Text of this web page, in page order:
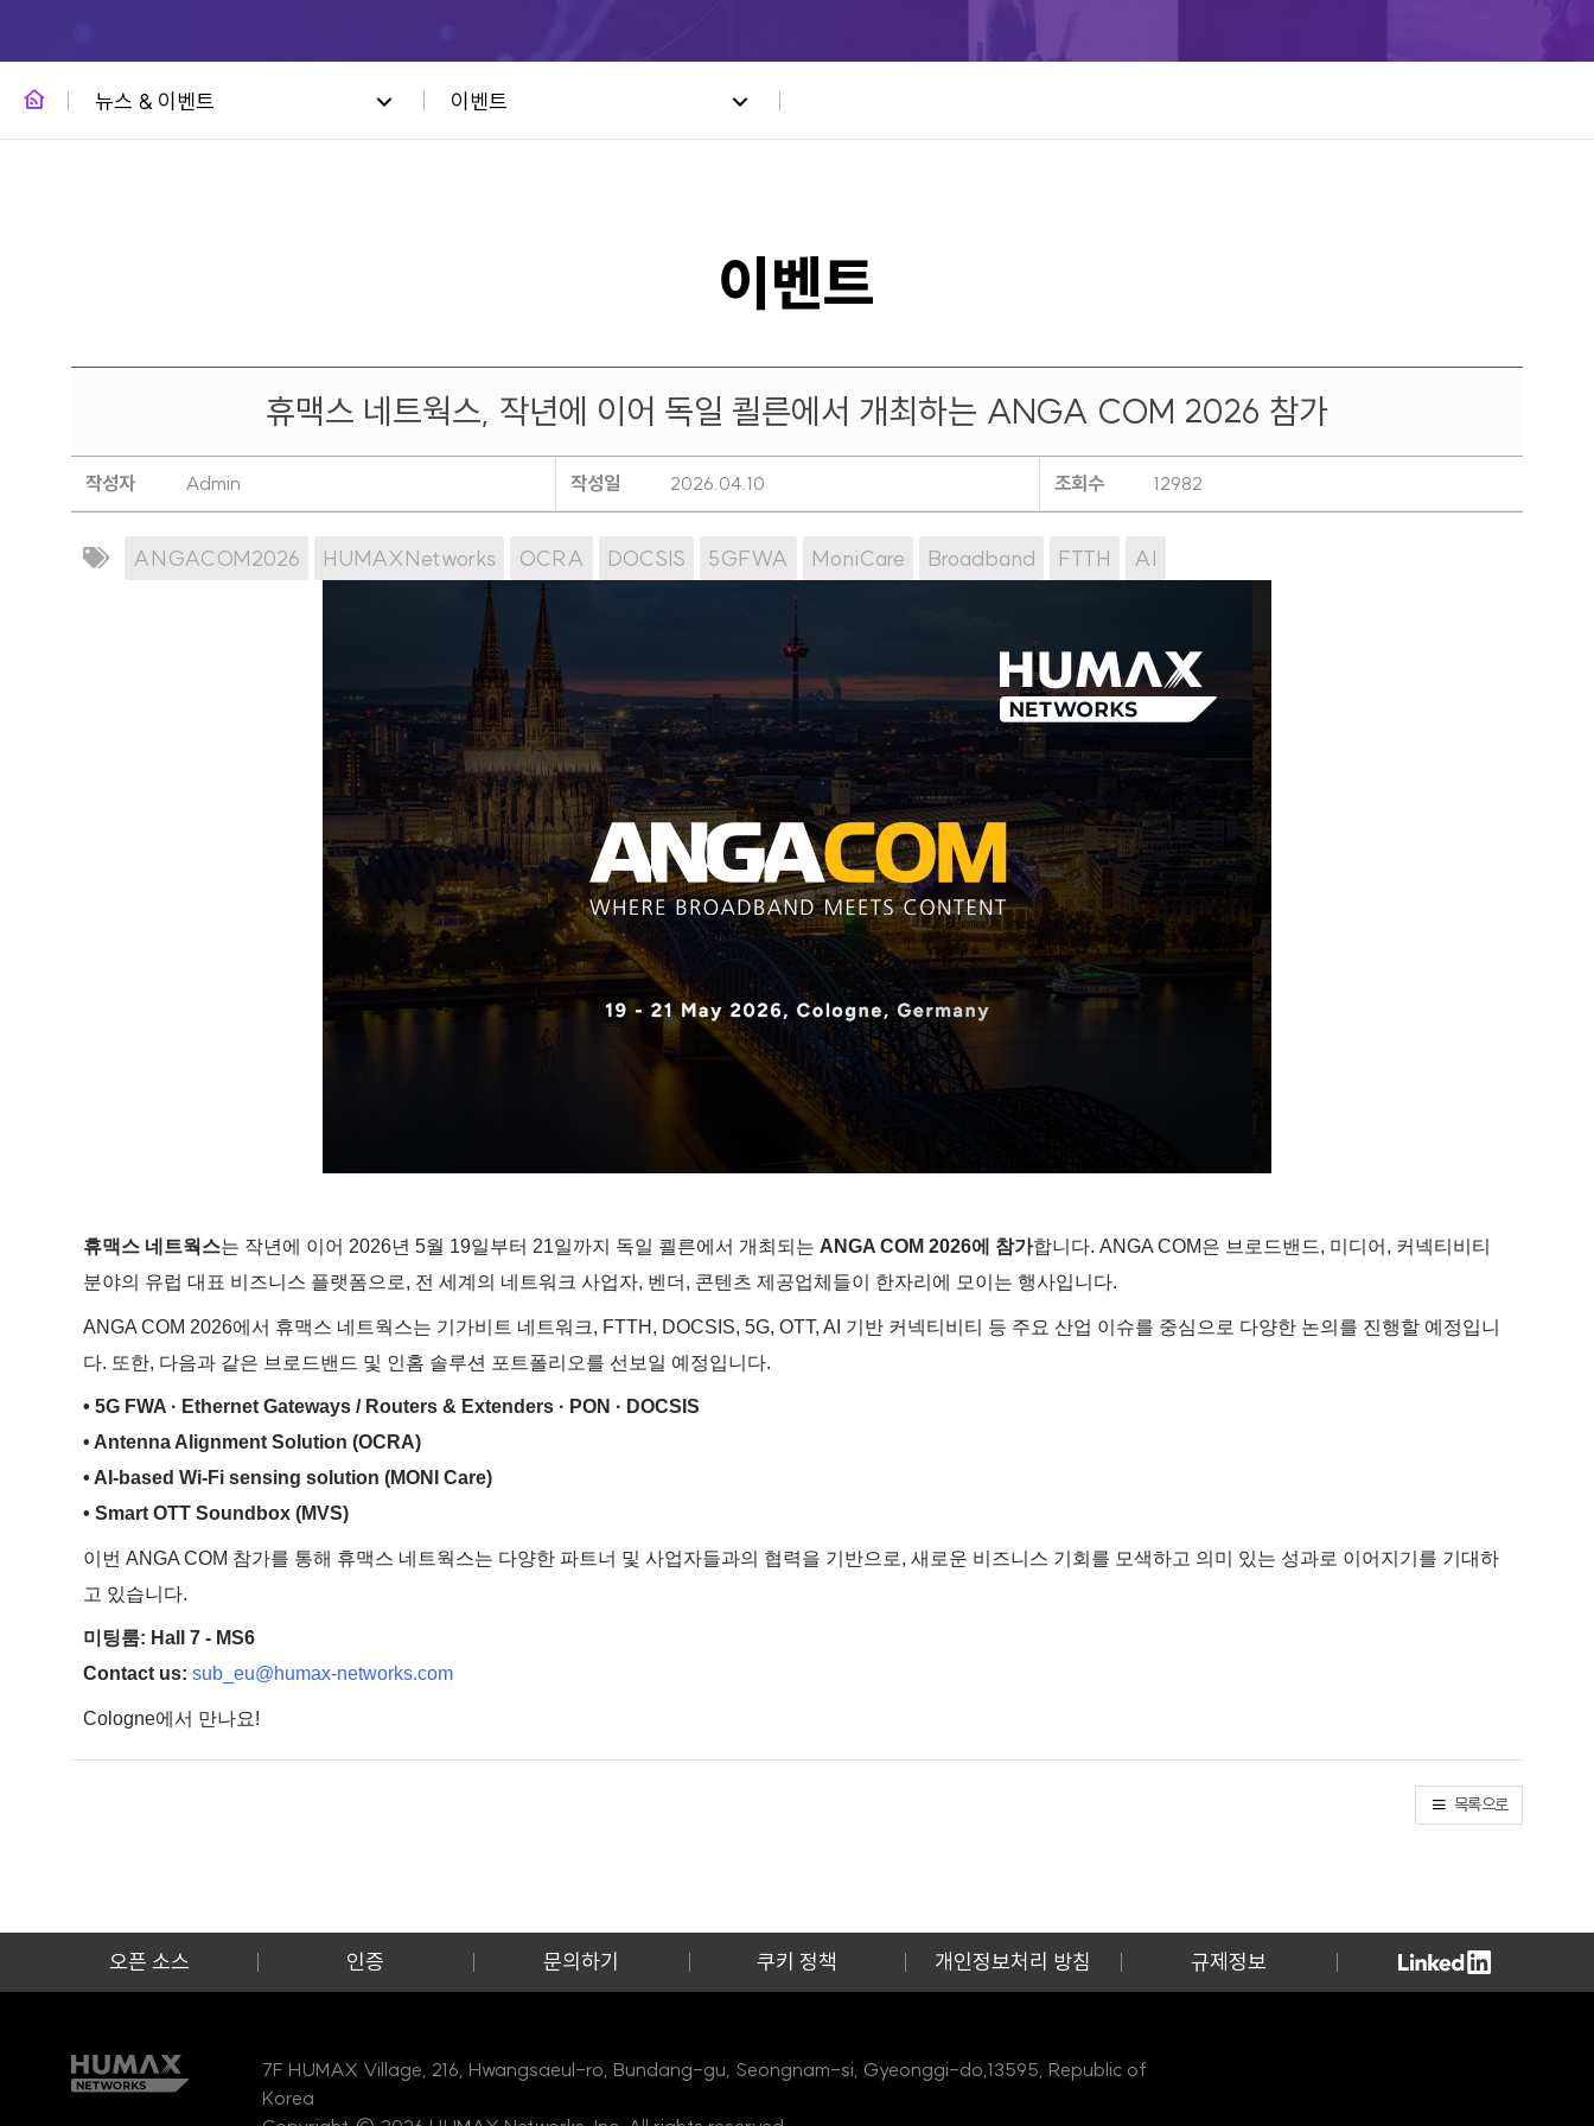
뉴스 & 이벤트 이벤트
휴맥스 네트웍스, 작년에 이어 독일 쾰른에서 개최하는 ANGA COM 2026 참가
작성자 Admin 작성일 2026.04.10 조회수 12982
ANGACOM2026 HUMAXNetworks OCRA DOCSIS 5GFWA MoniCare Broadband FTTH AI
휴맥스 네트웍스는 작년에 이어 2026년 5월 19일부터 21일까지 독일 쾰른에서 개최되는 ANGA COM 2026에 참가합니다. ANGA COM은 브로드밴드, 미디어, 커넥티비티
분야의 유럽 대표 비즈니스 플랫폼으로, 전 세계의 네트워크 사업자, 벤더, 콘텐츠 제공업체들이 한자리에 모이는 행사입니다.
ANGA COM 2026에서 휴맥스 네트웍스는 기가비트 네트워크, FTTH, DOCSIS, 5G, OTT, AI 기반 커넥티비티 등 주요 산업 이슈를 중심으로 다양한 논의를 진행할 예정입니
다. 또한, 다음과 같은 브로드밴드 및 인홈 솔루션 포트폴리오를 선보일 예정입니다.
• 5G FWA · Ethernet Gateways / Routers & Extenders · PON · DOCSIS
• Antenna Alignment Solution (OCRA)
• AI-based Wi-Fi sensing solution (MONI Care)
• Smart OTT Soundbox (MVS)
이번 ANGA COM 참가를 통해 휴맥스 네트웍스는 다양한 파트너 및 사업자들과의 협력을 기반으로, 새로운 비즈니스 기회를 모색하고 의미 있는 성과로 이어지기를 기대하
고 있습니다.
미팅룸: Hall 7 - MS6
Contact us: sub_eu@humax-networks.com
Cologne에서 만나요!
목록으로
오픈 소스 인증 문의하기 쿠키 정책 개인정보처리 방침 규제정보
7F HUMAX Village, 216, Hwangsaeul-ro, Bundang-gu, Seongnam-si, Gyeonggi-do,13595, Republic of
Korea